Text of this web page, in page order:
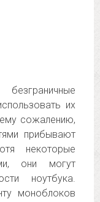
их
сожалению,
прибывают
некоторые
они могут
ноутбука.
моноблоков